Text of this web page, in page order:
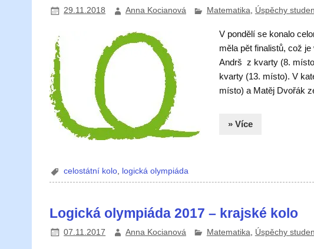
29.11.2018 Anna Kocianová Matematika, Úspěchy
V pondělí se konalo
měla pět finalistů, což
Andrš z kvarty (8.
kvarty (13. místo). V
místo) a Matěj Dvořák
» Více
celostátní kolo logická olympiáda
Logická olympiáda 2017 – krajské kolo
07.11.2017 Anna Kocianová Matematika Úspěchy